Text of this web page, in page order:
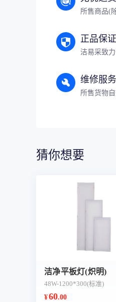
所售商品(
正品保证
洁易采致
维修服务
所售货物
猜你想要
洁净平板灯(炽明)
48W-1200*300(标准)
¥60.00